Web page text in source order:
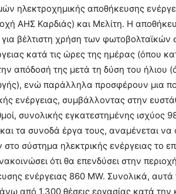
ηλεκτροχημικής αποθήκευσης
ΑΗΣ Καρδιάς) και Μελίτη. Η
βέλτιστη χρήση των φωτοβολταϊκών
κατά τις ώρες της ημέρας (όπου
απόδοσή της μετά τη δύση του ήλιου
ενώ παράλληλα προσφέρουν μια
ενέργειας, συμβάλλοντας στην
συνολικής εγκατεστημένης ισχύος
τα συνοδά έργα τους, αναμένεται
σύστημα ηλεκτρικής ενέργειας το
ότι θα επενδύσει στην
ενέργειας 860 MW. Συνολικά,
από 1.300 θέσεις εργασίας κατά την